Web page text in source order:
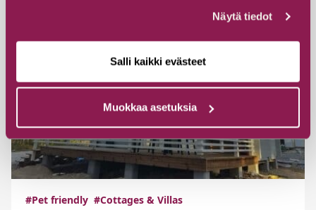
Näytä tiedot
Salli kaikki evästeet
Muokkaa asetuksia
#Pet friendly #Cottages & Villas